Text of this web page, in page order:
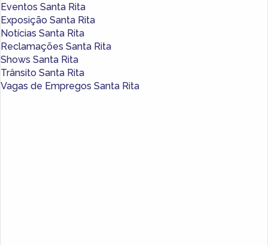
Eventos Santa Rita
Exposição Santa Rita
Notícias Santa Rita
Reclamações Santa Rita
Shows Santa Rita
Trânsito Santa Rita
Vagas de Empregos Santa Rita